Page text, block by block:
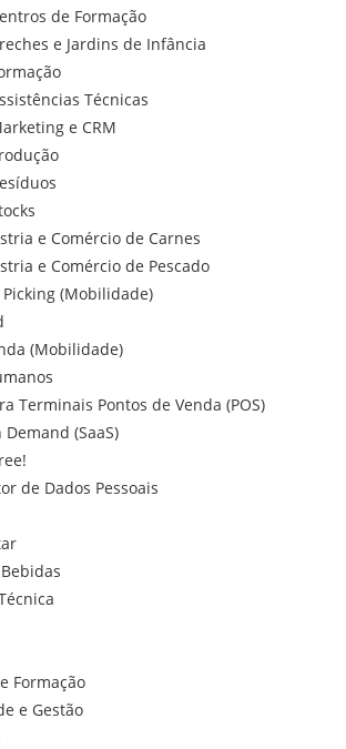
de Formação
e Jardins de Infância
Técnicas
e CRM
e Comércio de Carnes
e Comércio de Pescado
(Mobilidade)
(Mobilidade)
Terminais Pontos de Venda (POS)
(SaaS)
de Dados Pessoais
Formação
e Gestão